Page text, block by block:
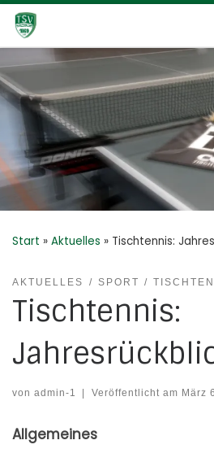
Zum Inhalt springen
Start » Aktuelles » Tischtennis:
AKTUELLES SPORT
Tischtennis:
von admin-1 Veröffentlicht am März
Allgemeines